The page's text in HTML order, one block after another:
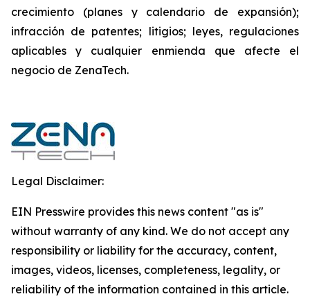
crecimiento (planes y calendario de expansión);
infracción de patentes; litigios; leyes, regulaciones
aplicables y cualquier enmienda que afecte el
negocio de ZenaTech.
Legal Disclaimer:
EIN Presswire provides this news content "as is"
without warranty of any kind. We do not accept any
responsibility or liability for the accuracy, content,
images, videos, licenses, completeness, legality, or
reliability of the information contained in this article.